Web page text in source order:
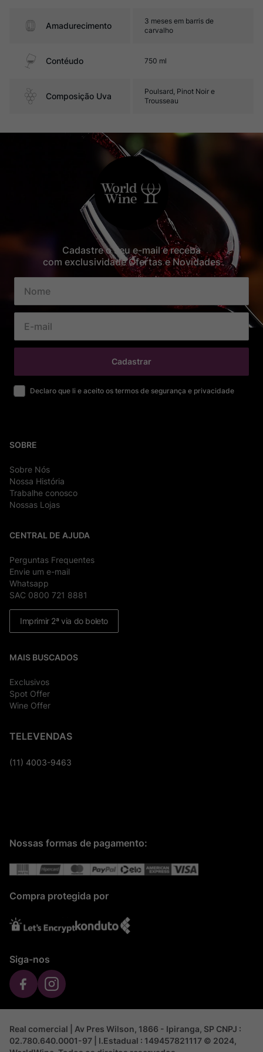
Amadurecimento
3 meses em barris de
carvalho
Contéudo 750 ml
Composição Uva
Poulsard, Pinot Noir e
Trousseau
Cadastre o seu e-mail e receba
com exclusividade Ofertas e Novidades
Cadastrar
Declaro que li e aceito os termos de segurança e privacidade
SOBRE
Sobre Nós
Nossa História
Trabalhe conosco
Nossas Lojas
CENTRAL DE AJUDA
Perguntas Frequentes
Envie um e-mail
Whatsapp
SAC 0800 721 8881
Imprimir 2ª via do boleto
MAIS BUSCADOS
Exclusivos
Spot Offer
Wine Offer
TELEVENDAS
(11) 4003-9463
Nossas formas de pagamento:
Compra protegida por
Siga-nos
Real comercial | Av Pres Wilson, 1866 - Ipiranga, SP CNPJ :
02.780.640.0001-97 | I.Estadual : 149457821117 © 2024,